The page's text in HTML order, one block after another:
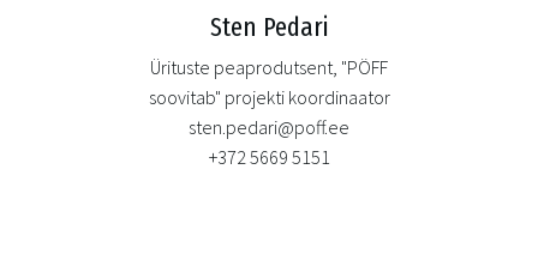
Sten Pedari
Ürituste peaprodutsent, "PÖFF
soovitab" projekti koordinaator
sten.pedari@poff.ee
+372 5669 5151